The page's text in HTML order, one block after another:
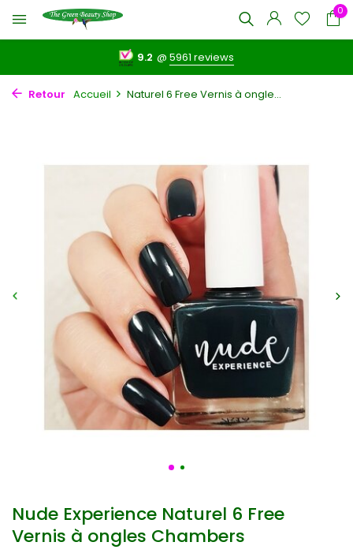
0
9.2 @5961 reviews
Retour Accueil Naturel 6 Free Vernis à ongle...
Nude Experience Naturel 6 Free
Vernis à ongles Chambers